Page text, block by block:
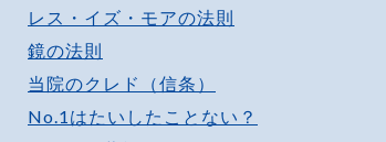
レス・イズ・モアの法則
鏡の法則
当院のクレド（信条）
No.1はたいしたことない？